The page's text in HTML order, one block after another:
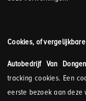
Cookies, of
Autobedrijf Van Dongen
tracking cookies. Een
eerste bezoek aan